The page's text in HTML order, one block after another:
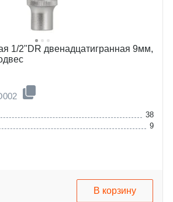
1/2"DR двенадцатигранная 9мм,
38
9
В корзину